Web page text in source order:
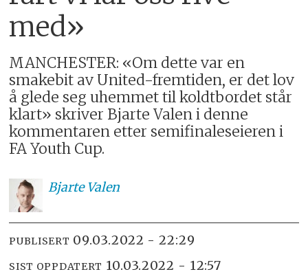
med»
MANCHESTER: «Om dette var en
smakebit av United-fremtiden, er det lov
å glede seg uhemmet til koldtbordet står
klart» skriver Bjarte Valen i denne
kommentaren etter semifinaleseieren i
FA Youth Cup.
Bjarte Valen
PUBLISERT 09.03.2022 - 22:29
SIST OPPDATERT 10.03.2022 - 12:57